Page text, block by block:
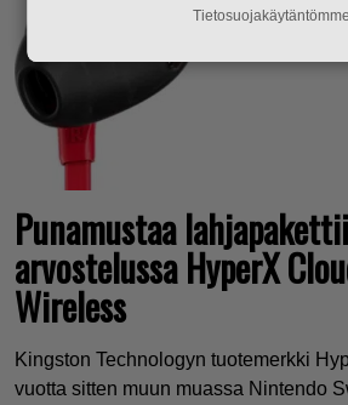
Punamustaa
arvostelussa HyperX
Wireless
Kingston Technologyn tuotemerkki
vuotta sitten muun muassa Nintendo
Tietosuojakäytäntömme